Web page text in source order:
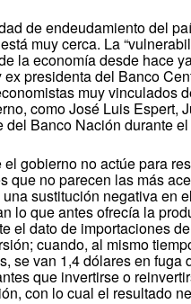
de endeudamiento del
muy cerca. La
la economía desde hace
ex presidenta del Banco
muy vinculados
como José Luis Espert,
del Banco Nación durante
el gobierno no actúe para
que no parecen las más
sustitución negativa en
lo que antes ofrecía la
el dato de importaciones
cuando, al mismo
se van 1,4 dólares en
que invertirse o
con lo cual el resultado